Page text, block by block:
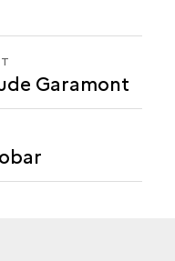
Garamont